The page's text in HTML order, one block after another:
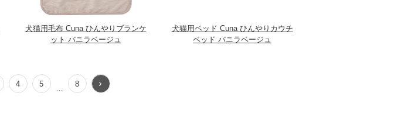
犬猫用毛布 Cuna ひんやりブランケ
ット バニラベージュ
犬猫用ベッド Cuna ひんやりカウチ
ベッド バニラベージュ
4 5 … 8